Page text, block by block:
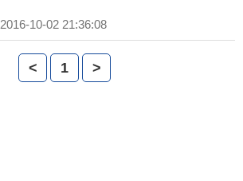
2016-10-02 21:36:08
< 1 >